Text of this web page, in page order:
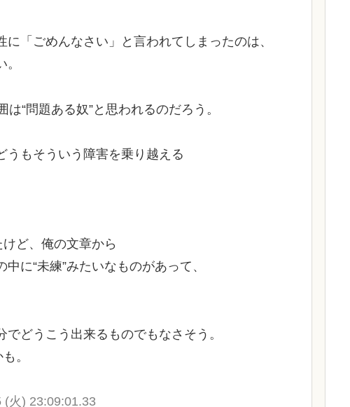
「ごめんなさい」と言われてしまったのは、
“問題ある奴”と思われるのだろう。
うもそういう障害を乗り越える
ど、俺の文章から
に“未練”みたいなものがあって、
どうこう出来るものでもなさそう。
。
(火) 23:09:01.33